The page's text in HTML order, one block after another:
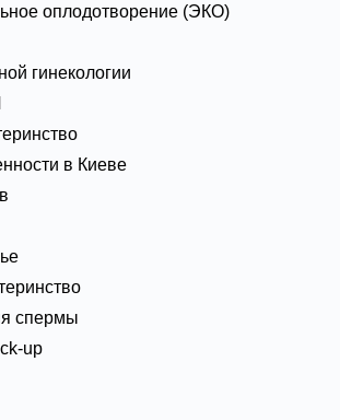
оплодотворение (ЭКО)
гинекологии
в Киеве
спермы
up